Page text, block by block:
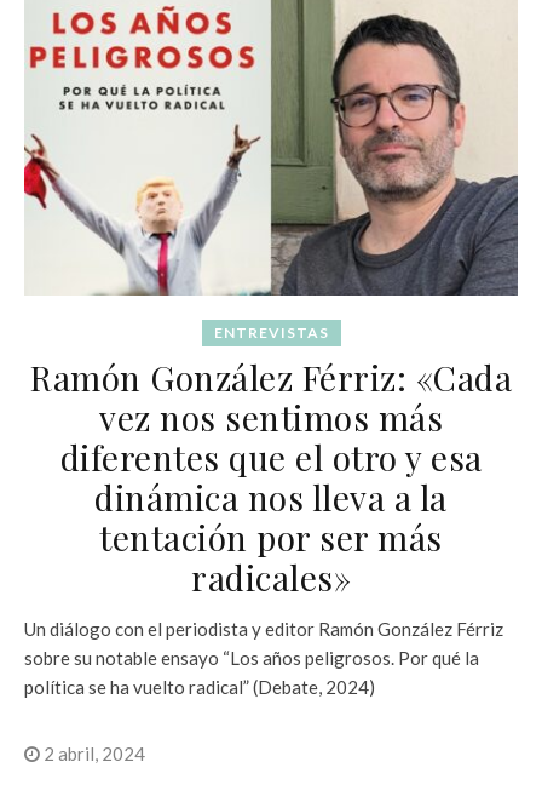
ENTREVISTAS
Ramón González Férriz: «Cada
vez nos sentimos más
diferentes que el otro y esa
dinámica nos lleva a la
tentación por ser más
radicales»
Un diálogo con el periodista y editor Ramón González Férriz
sobre su notable ensayo “Los años peligrosos. Por qué la
política se ha vuelto radical” (Debate, 2024)
2 abril, 2024